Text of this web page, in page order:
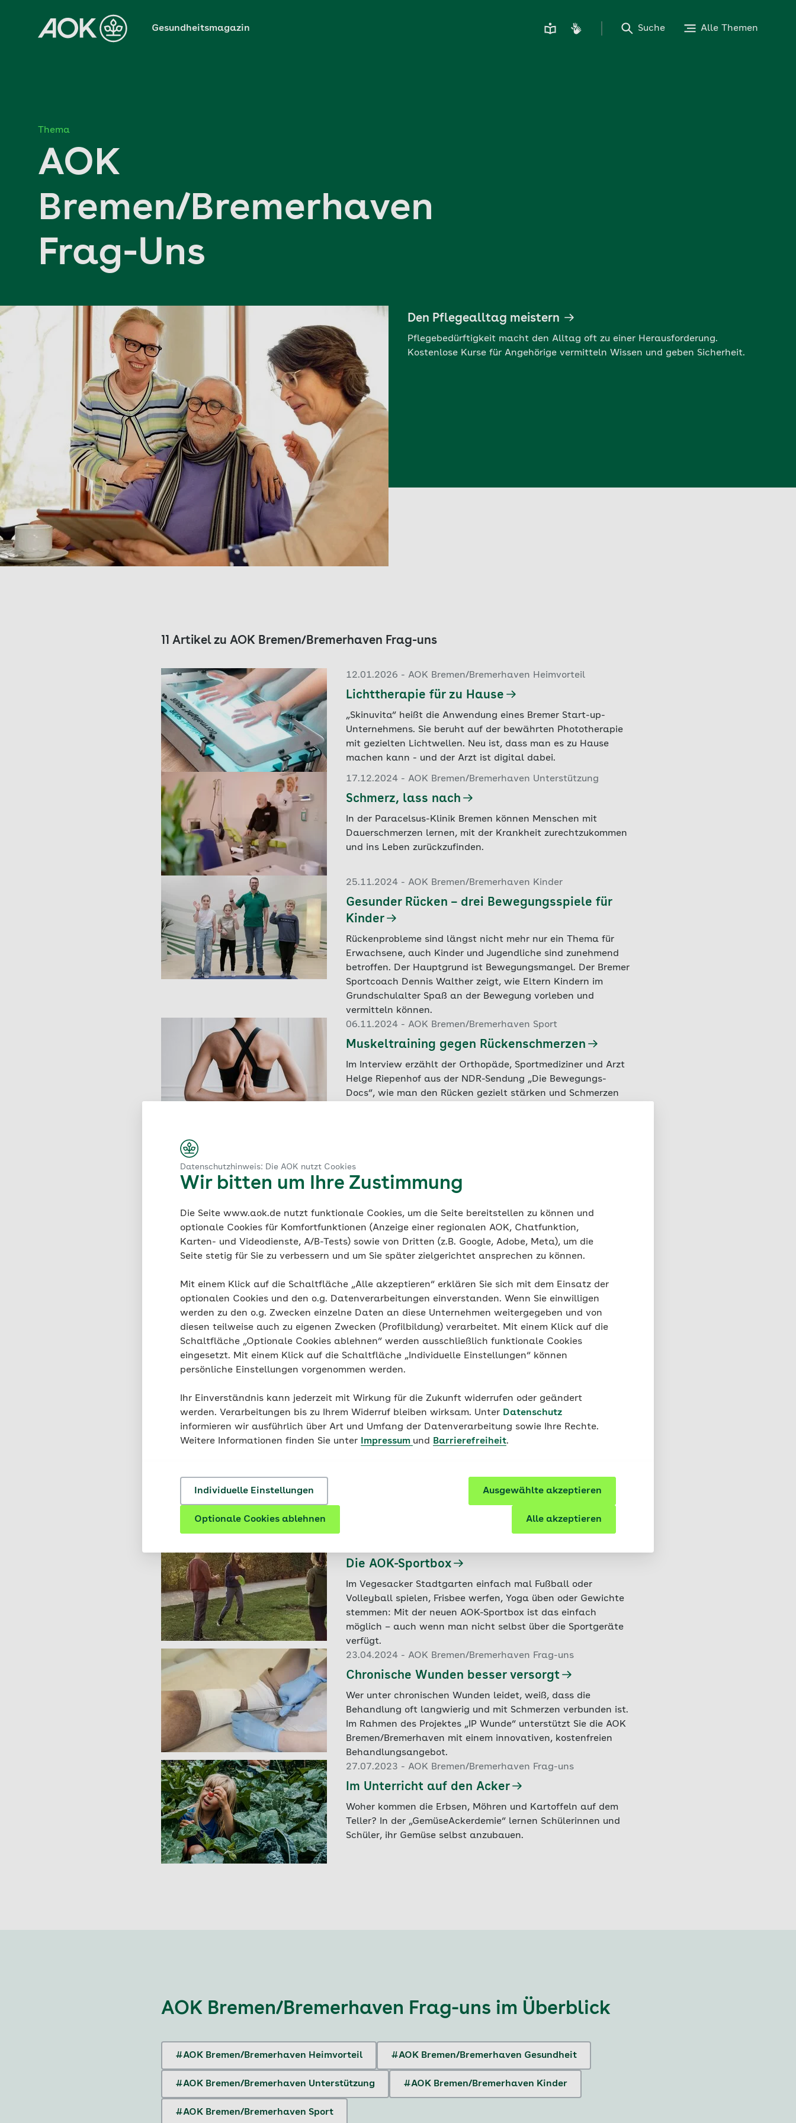
Datenschutzhinweis: Die AOK nutzt Cookies
Wir bitten um Ihre Zustimmung
Die Seite www.aok.de nutzt funktionale Cookies, um die Seite bereitstellen zu können und
optionale Cookies für Komfortfunktionen (Anzeige einer regionalen AOK, Chatfunktion,
Karten- und Videodienste, A/B-Tests) sowie von Dritten (z.B. Google, Adobe, Meta), um die
Seite stetig für Sie zu verbessern und um Sie später zielgerichtet ansprechen zu können.
Mit einem Klick auf die Schaltfläche „Alle akzeptieren“ erklären Sie sich mit dem Einsatz der
optionalen Cookies und den o.g. Datenverarbeitungen einverstanden. Wenn Sie einwilligen
werden zu den o.g. Zwecken einzelne Daten an diese Unternehmen weitergegeben und von
diesen teilweise auch zu eigenen Zwecken (Profilbildung) verarbeitet. Mit einem Klick auf die
Schaltfläche „Optionale Cookies ablehnen“ werden ausschließlich funktionale Cookies
eingesetzt. Mit einem Klick auf die Schaltfläche „Individuelle Einstellungen“ können
persönliche Einstellungen vorgenommen werden.
Ihr Einverständnis kann jederzeit mit Wirkung für die Zukunft widerrufen oder geändert
werden. Verarbeitungen bis zu Ihrem Widerruf bleiben wirksam. Unter Datenschutz
informieren wir ausführlich über Art und Umfang der Datenverarbeitung sowie Ihre Rechte.
Weitere Informationen finden Sie unter
Impressum und Barrierefreiheit.
Individuelle Einstellungen Ausgewählte akzeptieren
Optionale Cookies ablehnen Alle akzeptieren
Hauptinhalt
springen
Gesundheitsmagazin Suche Alle Themen
Thema
AOK
Bremen/Bremerhaven
Frag-Uns
Den Pflegealltag meistern
Pflegebedürftigkeit macht den Alltag oft zu einer Herausforderung.
Kostenlose Kurse für Angehörige vermitteln Wissen und geben Sicherheit.
11 Artikel zu AOK Bremen/Bremerhaven Frag-uns
12.01.2026 - AOK Bremen/Bremerhaven Heimvorteil
Lichttherapie für zu Hause
„Skinuvita“ heißt die Anwendung eines Bremer Start-up-
Unternehmens. Sie beruht auf der bewährten Phototherapie
mit gezielten Lichtwellen. Neu ist, dass man es zu Hause
machen kann - und der Arzt ist digital dabei.
17.12.2024 - AOK Bremen/Bremerhaven Unterstützung
Schmerz, lass nach
In der Paracelsus-Klinik Bremen können Menschen mit
Dauerschmerzen lernen, mit der Krankheit zurechtzukommen
und ins Leben zurückzufinden.
25.11.2024 - AOK Bremen/Bremerhaven Kinder
Gesunder Rücken – drei Bewegungsspiele für
Kinder
Rückenprobleme sind längst nicht mehr nur ein Thema für
Erwachsene, auch Kinder und Jugendliche sind zunehmend
betroffen. Der Hauptgrund ist Bewegungsmangel. Der Bremer
Sportcoach Dennis Walther zeigt, wie Eltern Kindern im
Grundschulalter Spaß an der Bewegung vorleben und
vermitteln können.
06.11.2024 - AOK Bremen/Bremerhaven Sport
Muskeltraining gegen Rückenschmerzen
Im Interview erzählt der Orthopäde, Sportmediziner und Arzt
Helge Riepenhof aus der NDR-Sendung „Die Bewegungs-
Docs“, wie man den Rücken gezielt stärken und Schmerzen
Alkohol- oder Drogenabhängigkeit wirkt sich nicht nur auf die
Betroffenen negativ aus – oft leiden auch die Familie und
Bremerin Edith Hatesuer ist Suchtberaterin. Hier gibt sie Tipps,
wie man Erkrankten helfen und sich selbst vor einer Co-
Abhängigkeit schützen kann.
23.07.2024 - AOK Bremen/Bremerhaven Kinder
Ist ein Elternteil suchterkrankt, kann das gravierende Folgen
für die Kinder haben. Manchmal merken diese erst spät im
Erwachsenenleben, woher ihre Probleme kommen.
25.06.2024 - AOK Bremen/Bremerhaven Unterstützung
Mit dem Rauchen aufzuhören ist nicht einfach. Doch es lohnt
sich: Der Körper beginnt fast sofort, sich zu regenerieren. In
Kursen zur Tabakentwöhnung stehen Teilnehmende die Zeit
gemeinsam durch.
Bessere Orientierung nach der OP
und dem St. Joseph-Stift Bremen hilft frisch operierten
Die AOK-Sportbox
Im Vegesacker Stadtgarten einfach mal Fußball oder
Volleyball spielen, Frisbee werfen, Yoga üben oder Gewichte
stemmen: Mit der neuen AOK-Sportbox ist das einfach
möglich – auch wenn man nicht selbst über die Sportgeräte
verfügt.
23.04.2024 - AOK Bremen/Bremerhaven Frag-uns
Chronische Wunden besser versorgt
Wer unter chronischen Wunden leidet, weiß, dass die
Behandlung oft langwierig und mit Schmerzen verbunden ist.
Im Rahmen des Projektes „IP Wunde“ unterstützt Sie die AOK
Bremen/Bremerhaven mit einem innovativen, kostenfreien
Behandlungsangebot.
27.07.2023 - AOK Bremen/Bremerhaven Frag-uns
Im Unterricht auf den Acker
Woher kommen die Erbsen, Möhren und Kartoffeln auf dem
Teller? In der „GemüseAckerdemie“ lernen Schülerinnen und
Schüler, ihr Gemüse selbst anzubauen.
AOK Bremen/Bremerhaven Frag-uns im Überblick
#AOK Bremen/Bremerhaven Heimvorteil #AOK Bremen/Bremerhaven Gesundheit
#AOK Bremen/Bremerhaven Unterstützung #AOK Bremen/Bremerhaven Kinder
#AOK Bremen/Bremerhaven Sport